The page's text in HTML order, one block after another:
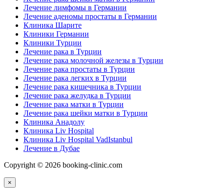
Лечение лимфомы в Германии
Лечение аденомы простаты в Германии
Клиника Шарите
Клиники Германии
Клиники Турции
Лечение рака в Турции
Лечение рака молочной железы в Турции
Лечение рака простаты в Турции
Лечение рака легких в Турции
Лечение рака кишечника в Турции
Лечение рака желудка в Турции
Лечение рака матки в Турции
Лечение рака шейки матки в Турции
Клиника Анадолу
Клиника Liv Hospital
Клиника Liv Hospital VadIstanbul
Лечение в Дубае
Copyright © 2026 booking-clinic.com
×